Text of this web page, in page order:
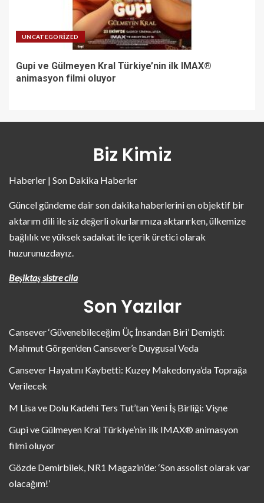
UNCATEGORIZED
Gupi ve Gülmeyen Kral Türkiye’nin ilk IMAX®
animasyon filmi oluyor
Biz Kimiz
Haberler | Son Dakika Haberler
Güncel gündeme dair son dakika haberlerini en objektif bir
aktarım dili ile siz değerli okurlarımıza aktarırken, ülkemize
bağlılık ve yüksek sadakat ile içerik üretici olarak
huzurunuzdayız.
Beşiktaş sistre cila
Son Yazılar
Cansever ‘Güvenebileceğim Üç İnsandan Biri’ Demişti:
Mahmut Görgen’den Cansever’e Duygusal Veda
Cansever Hayatını Kaybetti: Kuzey Makedonya’da Toprağa
Verilecek
M Lisa ve Dolu Kadehi Ters Tut’tan Yeni İş Birliği: Vişne
Gupi ve Gülmeyen Kral Türkiye’nin ilk IMAX® animasyon
filmi oluyor
Gözde Demirbilek, NR1 Magazin’de: ‘Son assolist olarak var
olacağım!’